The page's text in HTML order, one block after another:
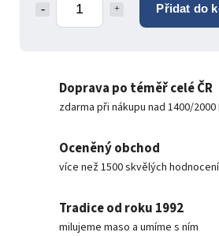
Přidat do
Doprava po téměř celé ČR
zdarma při nákupu nad 1400/2000
Oceněný obchod
více než 1500 skvělých hodnocení
Tradice od roku 1992
milujeme maso a umíme s ním